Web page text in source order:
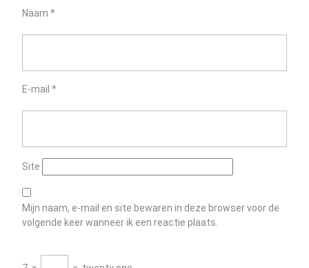
Naam *
E-mail *
Site
Mijn naam, e-mail en site bewaren in deze browser voor de
volgende keer wanneer ik een reactie plaats.